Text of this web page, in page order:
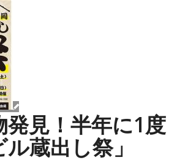
見！半年に1度
蔵出し祭」